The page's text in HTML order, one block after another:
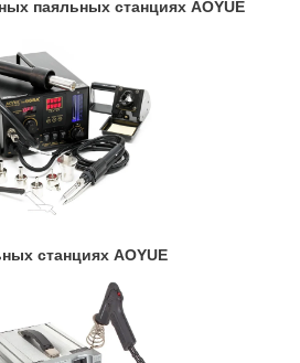
паяльных станциях AOYUE
станциях AOYUE